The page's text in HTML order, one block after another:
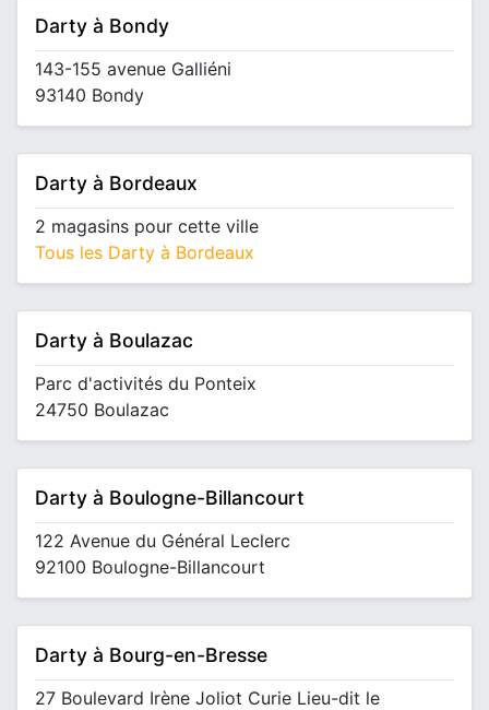
Darty à Bondy
143-155 avenue Galliéni
93140 Bondy
Darty à Bordeaux
2 magasins pour cette ville
Tous les Darty à Bordeaux
Darty à Boulazac
Parc d'activités du Ponteix
24750 Boulazac
Darty à Boulogne-Billancourt
122 Avenue du Général Leclerc
92100 Boulogne-Billancourt
Darty à Bourg-en-Bresse
27 Boulevard Irène Joliot Curie Lieu-dit le